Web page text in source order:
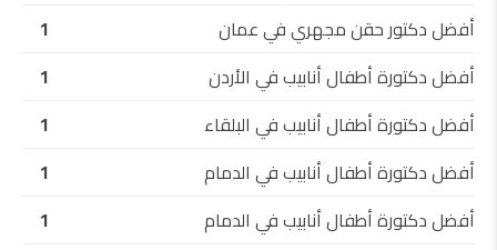
أفضل دكتور حقن مجهري في عمان
1
أفضل دكتورة أطفال أنابيب في الأردن
1
أفضل دكتورة أطفال أنابيب في البلقاء
1
أفضل دكتورة أطفال أنابيب في الدمام
1
أفضل دكتورة أطفال أنابيب في الدمام
1